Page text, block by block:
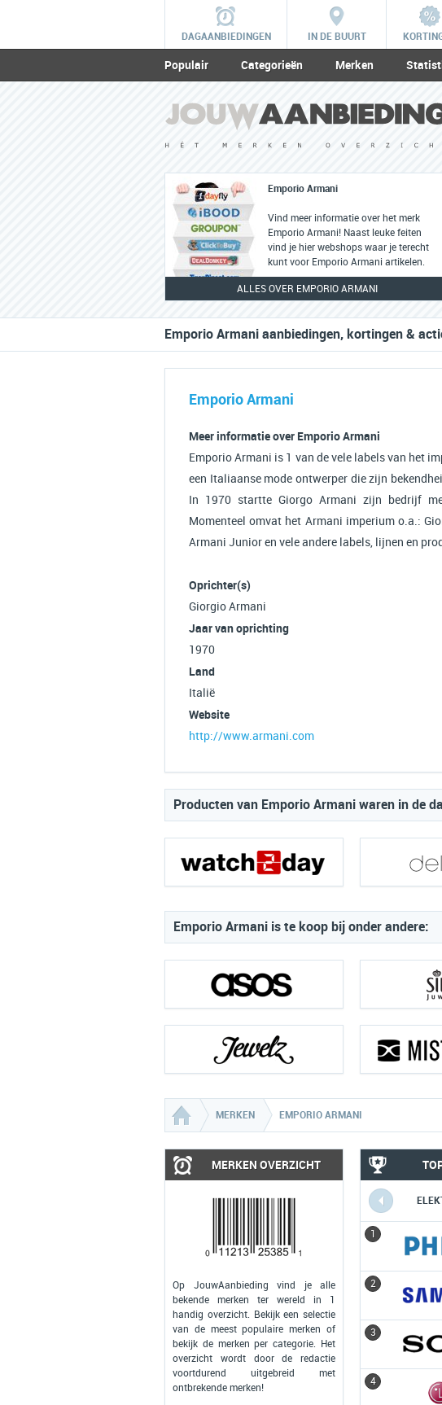
DAGAANBIEDINGEN IN DE BUURT
Populair Categorieën Merken
Emporio Armani
Vind meer informatie over het merk
Emporio Armani! Naast leuke feiten
vind je hier webshops waar je terecht
kunt voor Emporio Armani artikelen.
ALLES OVER EMPORIO ARMANI
Emporio Armani aanbiedingen, kortingen &
Emporio Armani
Meer informatie over Emporio Armani
Emporio Armani is 1 van de vele labels van het
een Italiaanse mode ontwerper die zijn
In 1970 startte Giorgo Armani zijn bedrijf
Momenteel omvat het Armani imperium o.a.:
Armani Junior en vele andere labels, lijnen en
Oprichter(s)
Giorgio Armani
Jaar van oprichting
1970
Land
Italië
Website
http://www.armani.com
Producten van Emporio Armani waren in de
Emporio Armani is te koop bij onder andere:
MERKEN EMPORIO ARMANI
MERKEN OVERZICHT
Op JouwAanbieding vind je alle
bekende merken ter wereld in 1
handig overzicht. Bekijk een selectie
van de meest populaire merken of
bekijk de merken per categorie. Het
overzicht wordt door de redactie
voortdurend uitgebreid met
ontbrekende merken!
1
2
3
4